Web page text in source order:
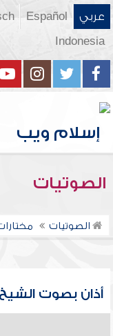
عربي Español
Indonesia
الصوتيات
الصوتيات
أذان بصوت